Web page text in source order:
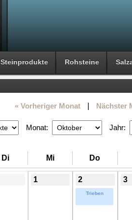
Steinprodukte Rohsteine
« Vorheriger Monat Nächster
Monat: Jahr:
Di Mi Do
1 2
Trieben
3